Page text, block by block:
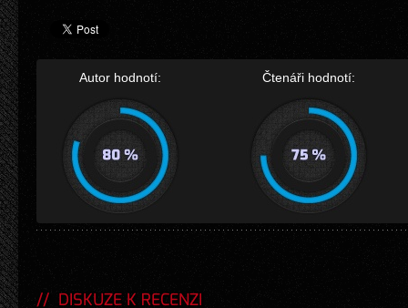
Autor hodnotí: Čtenáři hodnotí:
DISKUZE K RECENZI